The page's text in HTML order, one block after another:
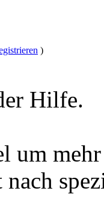
)
Hilfe.
um
nach